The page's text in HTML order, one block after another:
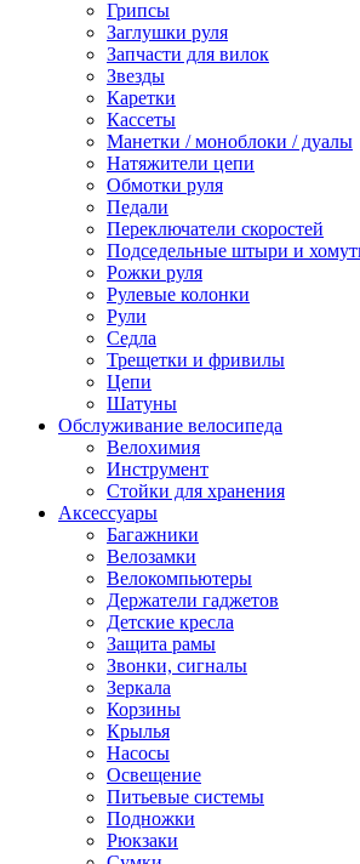
Грипсы
Заглушки руля
Запчасти для вилок
Звезды
Каретки
Кассеты
Манетки / моноблоки / дуалы
Натяжители цепи
Обмотки руля
Педали
Переключатели скоростей
Подседельные штыри и
Рожки руля
Рулевые колонки
Рули
Седла
Трещетки и фривилы
Цепи
Шатуны
Обслуживание велосипеда
Велохимия
Инструмент
Стойки для хранения
Аксессуары
Багажники
Велозамки
Велокомпьютеры
Держатели гаджетов
Детские кресла
Защита рамы
Звонки, сигналы
Зеркала
Корзины
Крылья
Насосы
Освещение
Питьевые системы
Подножки
Рюкзаки